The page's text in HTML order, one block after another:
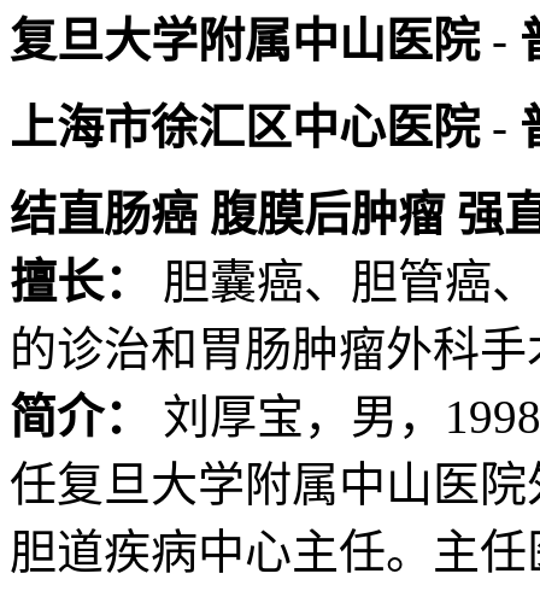
复旦大学附属中山医院 -
上海市徐汇区中心医院 -
结直肠癌 腹膜后肿瘤 强
擅长：
胆囊癌、胆管癌
的诊治和胃肠肿瘤外科
简介：
刘厚宝，男，
任复旦大学附属中山医
胆道疾病中心主任。主